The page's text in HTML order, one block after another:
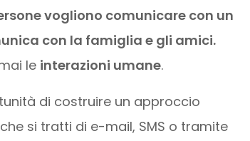
vogliono comunicare con un
con la famiglia e gli amici.
le interazioni umane.
di costruire un approccio
si tratti di e-mail, SMS o tramite